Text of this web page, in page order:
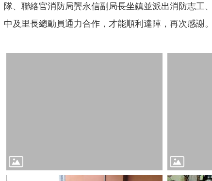
隊、聯絡官消防局龔永信副局長坐鎮並派出消防志工
中及里長總動員通力合作，才能順利達陣，再次感謝。